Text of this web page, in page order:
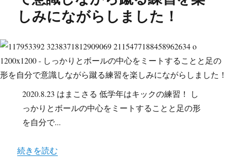
しみにながらしました！
2020.8.23 はまこさる 低学年はキックの練習！ し
っかりとボールの中心をミートすることと足の形
を自分で...
続きを読む